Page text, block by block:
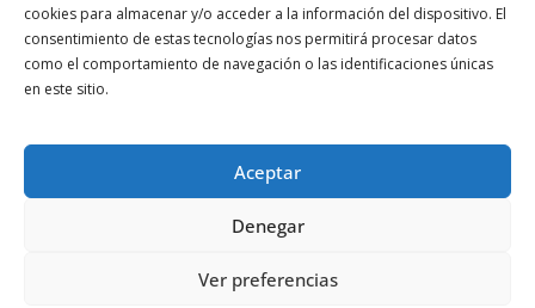
cookies para almacenar y/o acceder a la información del dispositivo. El
consentimiento de estas tecnologías nos permitirá procesar datos
como el comportamiento de navegación o las identificaciones únicas
en este sitio.
Aceptar
Denegar
Ver preferencias
Colegio
Ayuntamiento de Rivas Vaciamadrid
AMPA CEIP Hans Christian Andersen
por ThemeGrill. Funciona con